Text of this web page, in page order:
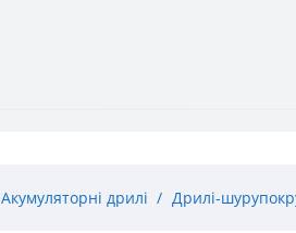
Акумуляторні дрилі Дрилі-